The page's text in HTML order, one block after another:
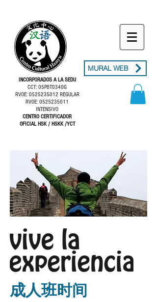
INCORPORADOS A LA SEDU
CCT: 05PBT0340G
RVOE: 0525235012 REGULAR
RVOE: 0525235011
INTENSIVO
CENTRO CERTIFICADOR
OFICIAL HSK / HSKK /YCT
MURAL WEB
成人班时间